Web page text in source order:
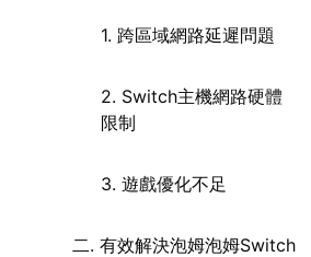
1. 跨區域網路延遲問題
2. Switch主機網路硬體
限制
3. 遊戲優化不足
二. 有效解決泡姆泡姆Switch